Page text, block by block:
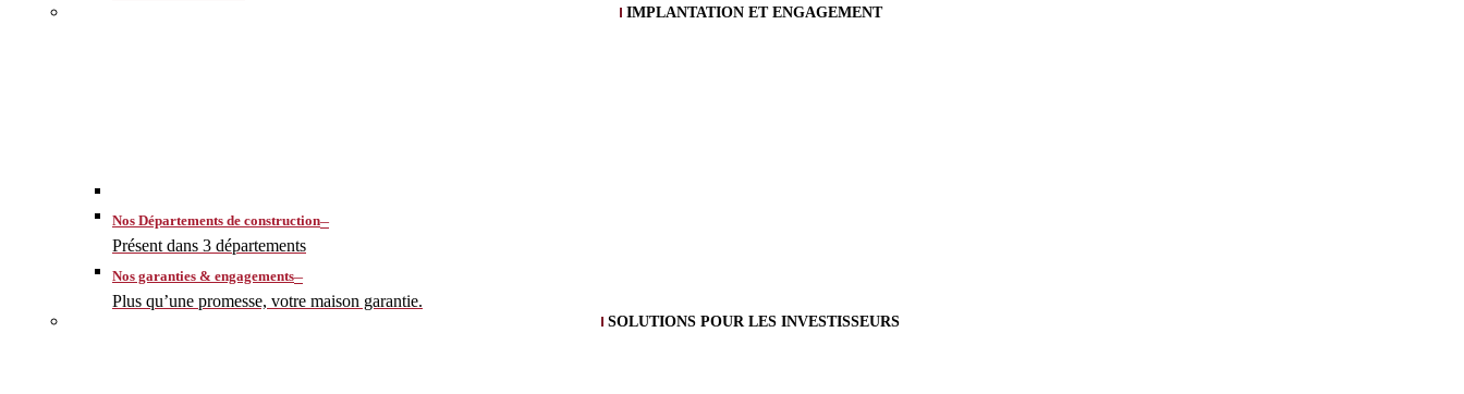
IMPLANTATION ET ENGAGEMENT
Nos Départements de construction–
Présent dans 3 départements
Nos garanties & engagements–
Plus qu’une promesse, votre maison garantie.
SOLUTIONS POUR LES INVESTISSEURS